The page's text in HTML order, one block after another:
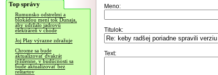
Top správy
Rumunsko odstrelmi a
blokádou mení tok Dunaja,
aby udržalo jadrovú
elektráreň v chode
Joj Play výrazne zdražuje
Chrome sa bude
aktualizovať dvakrát
týždenne, v budúcnosti sa
bude aktualizovať bez
reštartov
Meno:
Titulok:
Text: